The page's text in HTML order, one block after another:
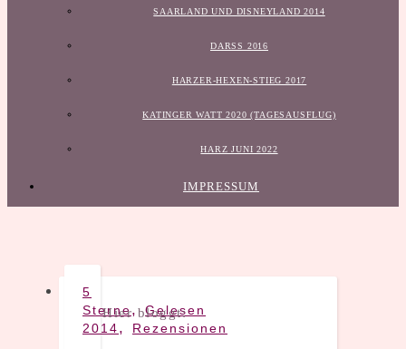
SAARLAND UND DISNEYLAND 2014
DARSS 2016
HARZER-HEXEN-STIEG 2017
KATINGER WATT 2020 (TAGESAUSFLUG)
HARZ JUNI 2022
IMPRESSUM
5
Sterne,Gelesen
2014, Rezensionen
Hier bloggt: